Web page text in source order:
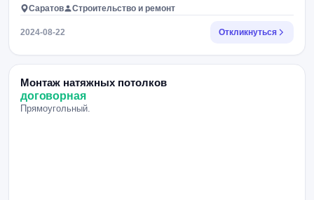
Саратов Строительство и ремонт
2024-08-22 Откликнуться
Монтаж натяжных потолков
договорная
Прямоугольный.